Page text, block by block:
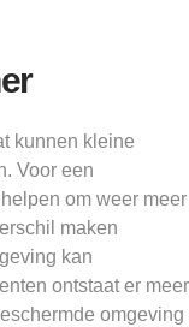
kunnen kleine
Voor een
om weer meer
maken
kan
ontstaat er meer
omgeving